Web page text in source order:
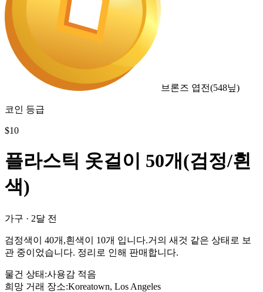
브론즈 엽전(548닢)
코인 등급
$10
플라스틱 옷걸이 50개(검정/흰
색)
가구 · 2달 전
검정색이 40개,흰색이 10개 입니다.거의 새것 같은 상태로 보
관 중이었습니다. 정리로 인해 판매합니다.
물건 상태 :사용감 적음
희망 거래 장소:Koreatown, Los Angeles